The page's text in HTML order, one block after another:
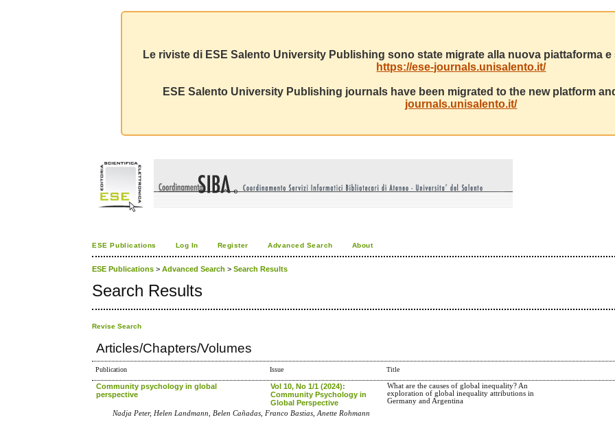
Le riviste di ESE Salento University Publishing sono state migrate alla nuova piattaforma
https://ese-journals.unisalento.it/
ESE Salento University Publishing journals have been migrated to the new platform
journals.unisalento.it/
ESE Publications Log In Register Advanced Search About
ESE Publications >Advanced Search >Search Results
Search Results
Revise Search
Articles/Chapters/Volumes
Publication Issue Title
Community psychology in global
perspective
Vol 10, No 1/1 (2024):
Community Psychology in
Global Perspective
What are the causes of global inequality? An
exploration of global inequality attributions in
Germany and Argentina
Nadja Peter, Helen Landmann, Belen Cañadas, Franco Bastias, Anette Rohmann